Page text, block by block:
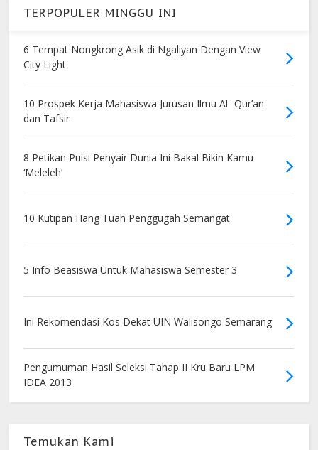
TERPOPULER MINGGU INI
6 Tempat Nongkrong Asik di Ngaliyan Dengan View
City Light
10 Prospek Kerja Mahasiswa Jurusan Ilmu Al- Qur’an
dan Tafsir
8 Petikan Puisi Penyair Dunia Ini Bakal Bikin Kamu
‘Meleleh’
10 Kutipan Hang Tuah Penggugah Semangat
5 Info Beasiswa Untuk Mahasiswa Semester 3
Ini Rekomendasi Kos Dekat UIN Walisongo Semarang
Pengumuman Hasil Seleksi Tahap II Kru Baru LPM
IDEA 2013
Temukan Kami